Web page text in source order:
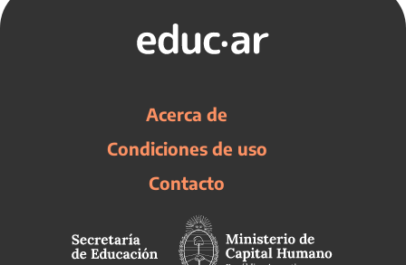
Acerca de
Condiciones de uso
Contacto